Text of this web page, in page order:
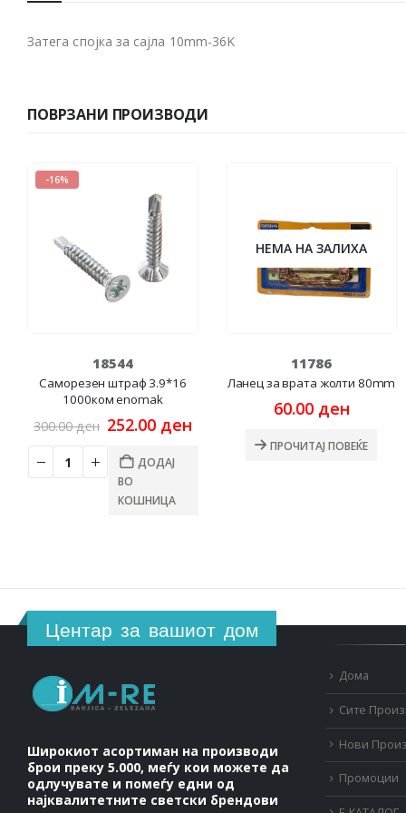
Затега спојка за сајла 10mm-36K
ПОВРЗАНИ ПРОИЗВОДИ
-16%
18544
Cаморезен штраф 3.9*16
1000ком enomak
300.00ден Original
was:
300.00 ден.
252.00 ден
ДОДАЈ
ВО
КОШНИЦА
НЕМА НА ЗАЛИХА
11786
Ланец за врата жолти 80mm
60.00 ден
ПРОЧИТАЈ ПОВЕЌЕ
Центар за вашиот дом
Широкиот асортиман на производи
брои преку 5.000, меѓу кои можете да
одлучувате и помеѓу едни од
најквалитетните светски брендови
Дома
Сите
Нови
Промоции